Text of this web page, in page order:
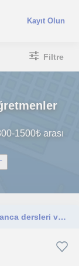
Kayıt Olun
Filtre
1500₺ arası
Her seviyeye uygun sınav hazırlık dahil Almanca dersleri veriyorum